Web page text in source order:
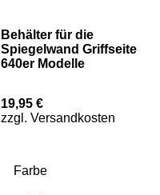
Behälter für die
Spiegelwand Griffseite
640er Modelle
19,95 €
zzgl. Versandkosten
Farbe